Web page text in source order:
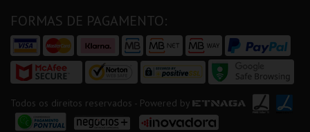
FORMAS DE PAGAMENTO:
Todos os direitos reservados - Powered by ETNAGA